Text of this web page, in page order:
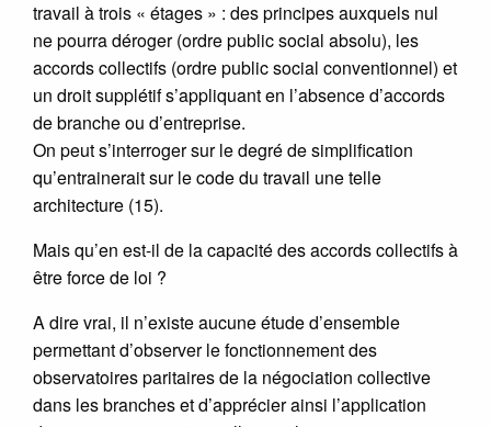
travail à trois « étages » : des principes auxquels nul
ne pourra déroger (ordre public social absolu), les
accords collectifs (ordre public social conventionnel) et
un droit supplétif s’appliquant en l’absence d’accords
de branche ou d’entreprise.
On peut s’interroger sur le degré de simplification
qu’entrainerait sur le code du travail une telle
architecture (15).
Mais qu’en est-il de la capacité des accords collectifs à
être force de loi ?
A dire vrai, il n’existe aucune étude d’ensemble
permettant d’observer le fonctionnement des
observatoires paritaires de la négociation collective
dans les branches et d’apprécier ainsi l’application